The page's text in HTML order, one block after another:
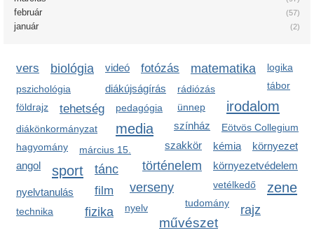
(57)
február
(2)
január
vers biológia videó fotózás matematika
diákújságírás
pszichológia rádiózás
logika
tábor
irodalom
földrajz tehetség pedagógia ünnep
színház
media Eötvös Collegium
diákönkormányzat
szakkör kémia
hagyomány március 15. környezet
történelem
angol környezetvédelem
sport tánc
vetélkedő
verseny
nyelvtanulás zene
film
tudomány
nyelv rajz
fizika
technika
művészet